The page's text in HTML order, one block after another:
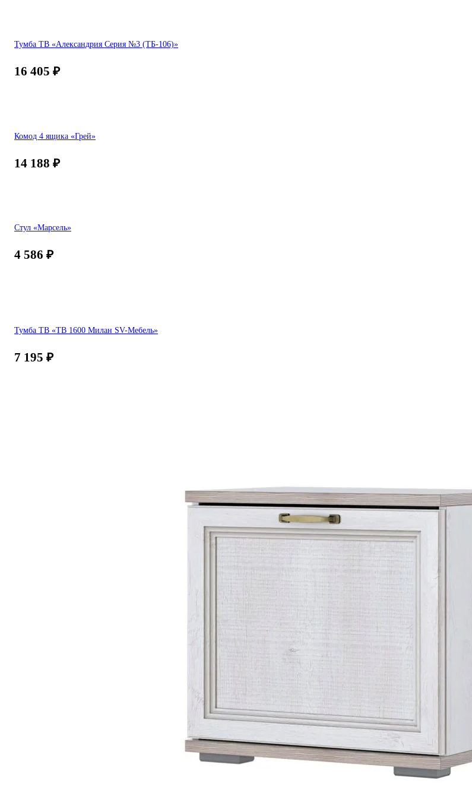
Тумба ТВ «Александрия Серия №3 (ТБ-106)»
16 405 ₽
Комод 4 ящика «Грей»
14 188 ₽
Стул «Марсель»
4 586 ₽
Тумба ТВ «ТВ 1600 Милан SV-Мебель»
7 195 ₽